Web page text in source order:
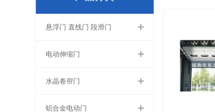
悬浮门 直线门 段滑门
电动伸缩门
水晶卷帘门
铝合金电动门